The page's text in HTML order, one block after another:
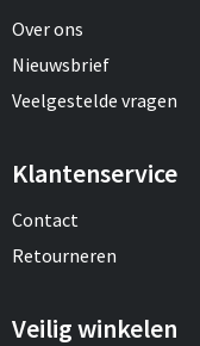
Aanstekers
Sporttassen
Reistassensets
Draagtassen
Over ons
Nieuwsbrief
Veelgestelde vragen
Klantenservice
Contact
Retourneren
Veilig winkelen